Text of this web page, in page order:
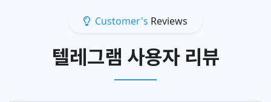
Customer's Reviews
텔레그램 사용자 리뷰